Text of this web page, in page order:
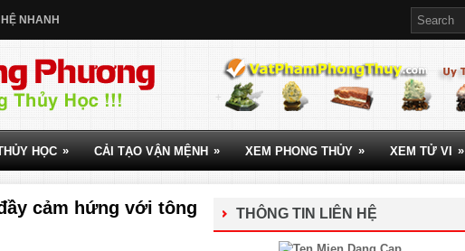
NHANH
HỌC » CẢI TẠO VẬN MỆNH » XEM PHONG THỦY » XEM TỬ VI »
cảm hứng với tông
THÔNG TIN LIÊN HỆ